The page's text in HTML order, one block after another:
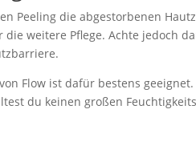
Peeling die abgestorbenen
weitere Pflege. Achte jedoch
von Flow ist dafür bestens
du keinen großen